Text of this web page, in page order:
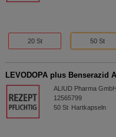
20 St 50 St
LEVODOPA plus Benserazid
ALIUD Pharma GmbH
12565799
50 St Hartkapseln